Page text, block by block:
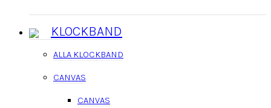
KLOCKBAND
ALLA KLOCKBAND
CANVAS
CANVAS